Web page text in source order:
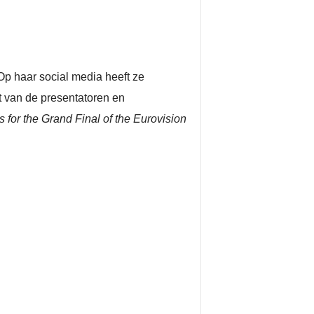
haar social media heeft ze
de presentatoren en
for the Grand Final of the Eurovision